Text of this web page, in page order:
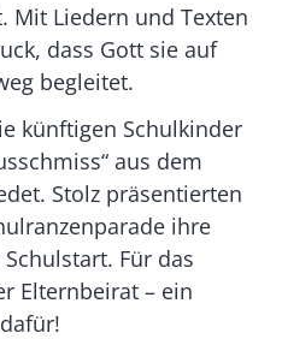
Mit Liedern und Texten
dass Gott sie auf
begleitet.
künftigen Schulkinder
aus dem
Stolz präsentierten
ihre
Für das
Elternbeirat – ein